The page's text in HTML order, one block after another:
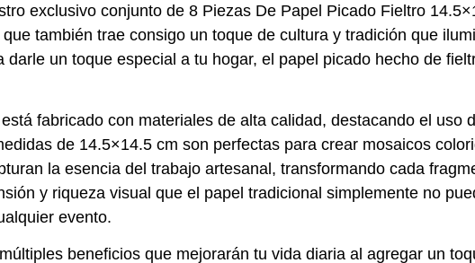
exclusivo conjunto de 8 Piezas De Papel Picado Fieltro
también trae consigo un toque de cultura y tradición que
un toque especial a tu hogar, el papel picado hecho de
fabricado con materiales de alta calidad, destacando el uso
de 14.5×14.5 cm son perfectas para crear mosaicos
la esencia del trabajo artesanal, transformando cada
y riqueza visual que el papel tradicional simplemente no
evento.
beneficios que mejorarán tu vida diaria al agregar un